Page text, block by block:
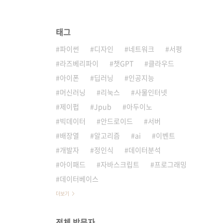
태그
파이썬 디자인 네트워크
서평
라즈베리파이
챗GPT
클라우드
아이폰
딥러닝
인공지능
머신러닝
리눅스
사물인터넷
제이펍
Jpub
아두이노
빅데이터
안드로이드
서버
배장열
알고리즘 ai
이벤트
개발자
정인식
데이터분석
아이패드
자바스크립트
프로그래밍
데이터베이스
더보기